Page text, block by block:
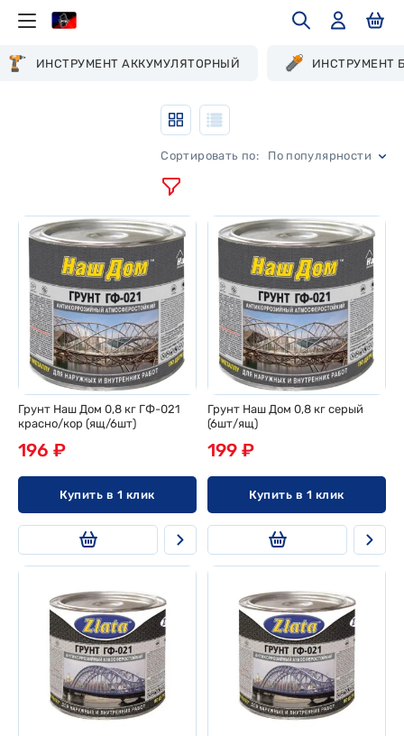
ИНСТРУМЕНТ АККУМУЛЯТОРНЫЙ ИНСТРУМЕНТ
По популярности
Грунт Наш Дом 0,8 кг ГФ-021
красно/кор (ящ/6шт)
196 ₽
Купить в 1 клик
Грунт Наш Дом 0,8 кг серый
(6шт/ящ)
199 ₽
Купить в 1 клик